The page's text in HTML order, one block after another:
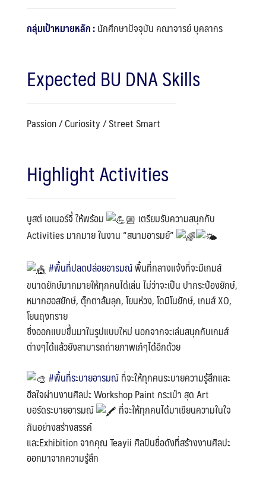
กลุ่มเป้าหมายหลัก :นักศึกษาปัจจุบัน คณาจารย์ บุคลากร
Expected BU DNA Skills
Passion / Curiosity / Street Smart
Highlight Activities
บูสต์ เอเนอร์จี้ ให้พร้อม
เตรียมรับความสนุกกับ
Activities มากมาย ในงาน “สนามอารมย์”
#พื้นที่ปลดปล่อยอารมณ์พื้นที่กลางแจ้งที่จะมีเกมส์
ขนาดยักษ์มากมายให้ทุกคนได้เล่น ไม่ว่าจะเป็น ปากระป๋องยักษ์,
หมากฮอสยักษ์, ตุ๊กตาล้มลุก, โยนห่วง, โดมิโนยักษ์, เกมส์ XO,
โยนถุงทราย
ซึ่งออกแบบขึ้นมาในรูปแบบใหม่ นอกจากจะเล่นสนุกกับเกมส์
ต่างๆได้แล้วยังสามารถถ่ายภาพเก๋ๆได้อีกด้วย
#พื้นที่ระบายอารมณ์ที่จะให้ทุกคนระบายความรู้สึกและ
ฮีลใจผ่านงานศิลปะ Workshop Paint กระเป๋า สุด Art
บอร์ดระบายอารมณ์
ที่จะให้ทุกคนได้มาเขียนความในใจ
กันอย่างสร้างสรรค์
และExhibition จากคุณ Teayii ศิลปินชื่อดังที่สร้างงานศิลปะ
ออกมาจากความรู้สึก